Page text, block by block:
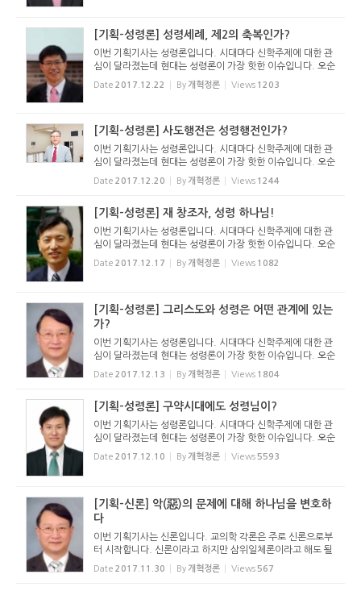
[기획-성령론] 성령세례, 제2의 축복인가?
이번 기획기사는 성령론입니다. 시대마다 신학주제에 대한 관
심이 달라졌는데 현대는 성령론이 가장 핫한 이슈입니다. 오순
절운동과 오순절파 교회의 거대한 성장이 성령론을 뜨거운 이
슈가 되게 만들었습니다. 한편, 불건전한 성령운동과 은사운
Date 2017.12.22 By 개혁정론 Views 1203
[기획-성령론] 사도행전은 성령행전인가?
이번 기획기사는 성령론입니다. 시대마다 신학주제에 대한 관
심이 달라졌는데 현대는 성령론이 가장 핫한 이슈입니다. 오순
절운동과 오순절파 교회의 거대한 성장이 성령론을 뜨거운 이
슈가 되게 만들었습니다. 한편, 불건전한 성령운동과 은사운
Date 2017.12.20 By 개혁정론 Views 1244
[기획-성령론] 재 창조자, 성령 하나님!
이번 기획기사는 성령론입니다. 시대마다 신학주제에 대한 관
심이 달라졌는데 현대는 성령론이 가장 핫한 이슈입니다. 오순
절운동과 오순절파 교회의 거대한 성장이 성령론을 뜨거운 이
슈가 되게 만들었습니다. 한편, 불건전한 성령운동과 은사운
Date 2017.12.17 By 개혁정론 Views 1082
[기획-성령론] 그리스도와 성령은 어떤 관계에 있는
가?
이번 기획기사는 성령론입니다. 시대마다 신학주제에 대한 관
심이 달라졌는데 현대는 성령론이 가장 핫한 이슈입니다. 오순
절운동과 오순절파 교회의 거대한 성장이 성령론을 뜨거운 이
슈가 되게 만들었습니다. 한편, 불건전한 성령운동과 은사운
Date 2017.12.13 By 개혁정론 Views 1804
[기획-성령론] 구약시대에도 성령님이?
이번 기획기사는 성령론입니다. 시대마다 신학주제에 대한 관
심이 달라졌는데 현대는 성령론이 가장 핫한 이슈입니다. 오순
절운동과 오순절파 교회의 거대한 성장이 성령론을 뜨거운 이
슈가 되게 만들었습니다. 한편, 불건전한 성령운동과 은사운
Date 2017.12.10 By 개혁정론 Views 5593
[기획-신론] 악(惡)의 문제에 대해 하나님을 변호하
다
이번 기획기사는 신론입니다. 교의학 각론은 주로 신론으로부
터 시작합니다. 신론이라고 하지만 삼위일체론이라고 해도 될
것입니다. 유대교, 기독교, 이슬람이 다같이 유일신론을 가지
고 있지만 너무나 다른 종교이기 때문입니다. 칼빈 선생은 하
Date 2017.11.30 By 개혁정론 Views 567